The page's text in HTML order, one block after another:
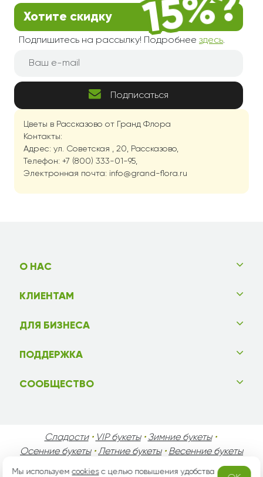
Цветы в Рассказово от Гранд Флора
Контакты:
Адрес: ул. Советская , 20, Рассказово,
Телефон: +7 (800) 333-01-95,
Электронная почта: info@grand-flora.ru
Хотите скидку
Подпишитесь на рассылку! Подробнее здесь.
Подписаться
О НАС
КЛИЕНТАМ
ДЛЯ БИЗНЕСА
ПОДДЕРЖКА
СООБЩЕСТВО
Сладости• VIP букеты• Зимние букеты•
Осенние букеты•Летние букеты• Весенние букеты
День Святого Валентина День Матери•
Мы используемcookiesс целью повышения удобства